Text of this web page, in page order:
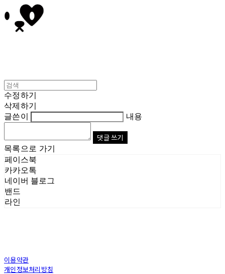
수정하기
삭제하기
글쓴이
내용
댓글 쓰기
목록으로 가기
페이스북
카카오톡
네이버 블로그
밴드
라인
이용약관
개인정보처리방침